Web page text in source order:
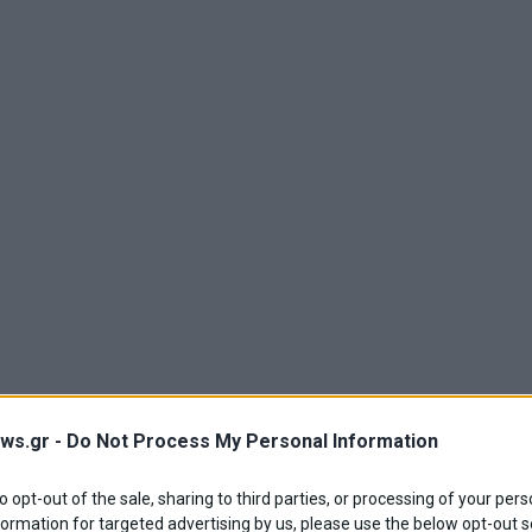
- Do Not Process My Personal Information
opt-out of the sale, sharing to third parties, or processing of your
for targeted advertising by us, please use the below opt-out